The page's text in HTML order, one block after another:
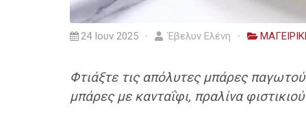
24 Ιουν 2025 Έβελυν Ελένη
Φτιάξτε τις απόλυτες μπάρες παγωτού
μπάρες με κανταΐφι, πραλίνα